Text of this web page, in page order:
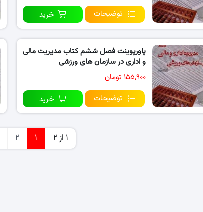
توضیحات
خرید
پاورپوینت فصل ششم کتاب مدیریت مالی
و اداری در سازمان های ورزشی
۱۵۵,۹۰۰ تومان
توضیحات
خرید
1 از 2 1
2